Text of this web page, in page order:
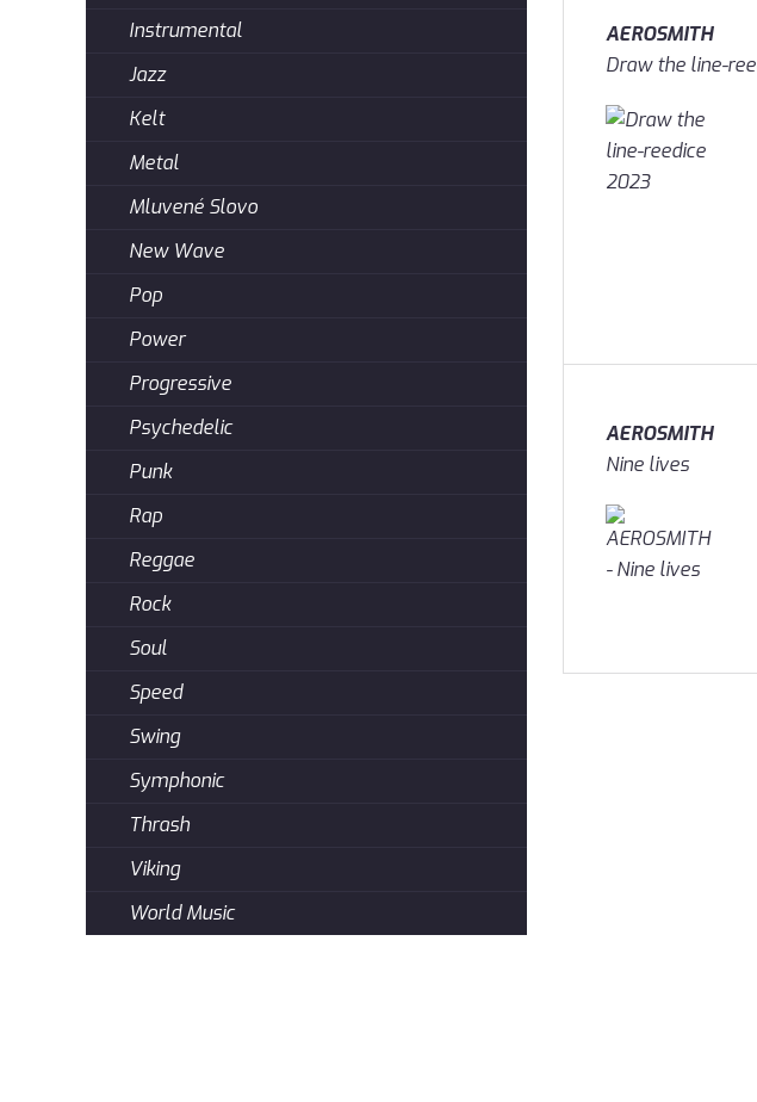
Instrumental
Jazz
Kelt
Metal
Mluvené Slovo
New Wave
Pop
Power
Progressive
Psychedelic
Punk
Rap
Reggae
Rock
Soul
Speed
Swing
Symphonic
Thrash
Viking
World Music
AEROSMITH
Draw the line-
AEROSMITH
Nine lives